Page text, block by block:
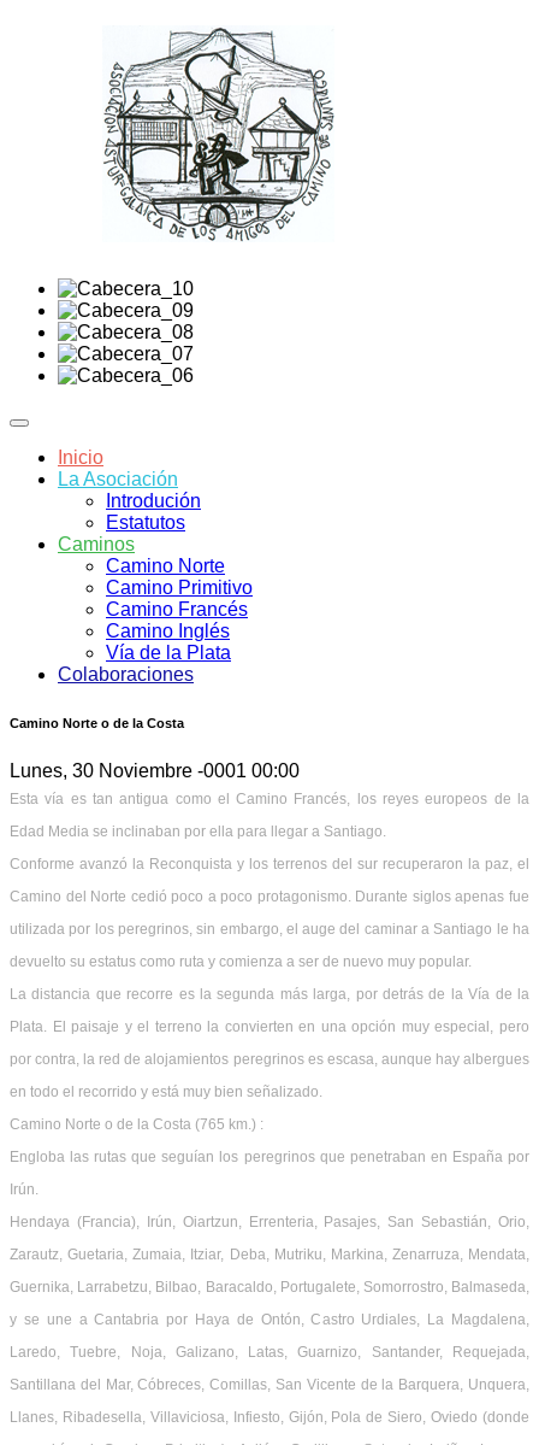
Inicio
La Asociación
Introdución
Estatutos
Caminos
Camino Norte
Camino Primitivo
Camino Francés
Camino Inglés
Vía de la Plata
Colaboraciones
Camino Norte o de la Costa
Lunes, 30 Noviembre -0001 00:00
Esta vía es tan antigua como el Camino Francés, los reyes europeos de la
Edad Media se inclinaban por ella para llegar a Santiago.
Conforme avanzó la Reconquista y los terrenos del sur recuperaron la paz, el
Camino del Norte cedió poco a poco protagonismo. Durante siglos apenas fue
utilizada por los peregrinos, sin embargo, el auge del caminar a Santiago le ha
devuelto su estatus como ruta y comienza a ser de nuevo muy popular.
La distancia que recorre es la segunda más larga, por detrás de la Vía de la
Plata. El paisaje y el terreno la convierten en una opción muy especial, pero
por contra, la red de alojamientos peregrinos es escasa, aunque hay albergues
en todo el recorrido y está muy bien señalizado.
Camino Norte o de la Costa (765 km.) :
Engloba las rutas que seguían los peregrinos que penetraban en España por
Irún.
Hendaya (Francia), Irún, Oiartzun, Errenteria, Pasajes, San Sebastián, Orio,
Zarautz, Guetaria, Zumaia, Itziar, Deba, Mutriku, Markina, Zenarruza, Mendata,
Guernika, Larrabetzu, Bilbao, Baracaldo, Portugalete, Somorrostro, Balmaseda,
y se une a Cantabria por Haya de Ontón, Castro Urdiales, La Magdalena,
Laredo, Tuebre, Noja, Galizano, Latas, Guarnizo, Santander, Requejada,
Santillana del Mar, Cóbreces, Comillas, San Vicente de la Barquera, Unquera,
Llanes, Ribadesella, Villaviciosa, Infiesto, Gijón, Pola de Siero, Oviedo (donde